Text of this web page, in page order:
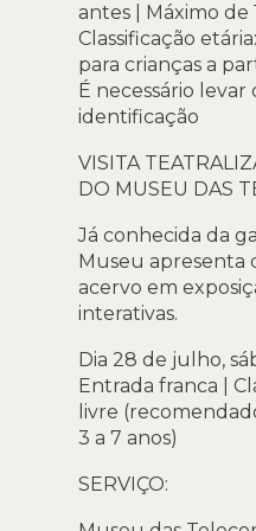
antes | Máximo de
Classificação
para crianças a
É necessário
identificação
VISITA
DO MUSEU DAS
Já conhecida da
Museu apresenta
acervo em
interativas.
Dia 28 de julho,
Entrada franca |
livre
3 a 7 anos)
SERVIÇO: